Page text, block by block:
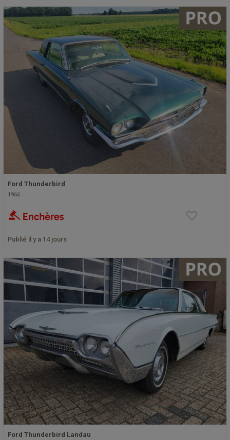
Ford Thunderbird
1966
Publié il y a 14 jours
Ford Thunderbird Landau